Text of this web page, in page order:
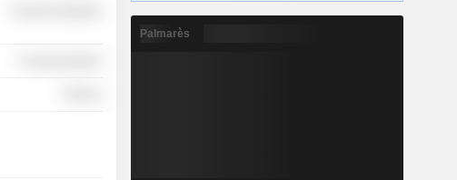
Palmarès